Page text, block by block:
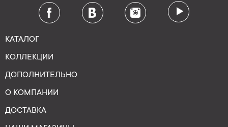
КАТАЛОГ
КОЛЛЕКЦИИ
ДОПОЛНИТЕЛЬНО
О КОМПАНИИ
ДОСТАВКА